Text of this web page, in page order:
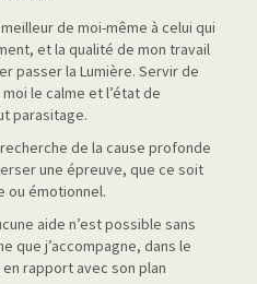
de moi-même à celui qui
et la qualité de mon travail
passer la Lumière. Servir de
le calme et l’état de
parasitage.
de la cause profonde
une épreuve, que ce soit
ou émotionnel.
aide n’est possible sans
que j’accompagne, dans le
rapport avec son plan